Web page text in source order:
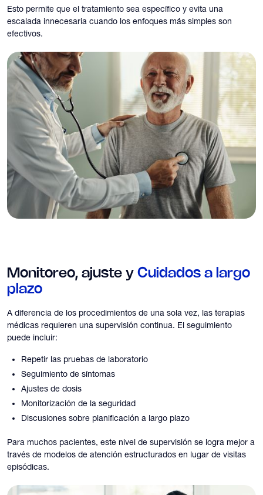
Esto permite que el tratamiento sea específico y evita una
escalada innecesaria cuando los enfoques más simples son
efectivos.
Monitoreo, ajuste y Cuidados a largo
plazo
A diferencia de los procedimientos de una sola vez, las terapias
médicas requieren una supervisión continua. El seguimiento
puede incluir:
Repetir las pruebas de laboratorio
Seguimiento de síntomas
Ajustes de dosis
Monitorización de la seguridad
Discusiones sobre planificación a largo plazo
Para muchos pacientes, este nivel de supervisión se logra mejor a
través de modelos de atención estructurados en lugar de visitas
episódicas.